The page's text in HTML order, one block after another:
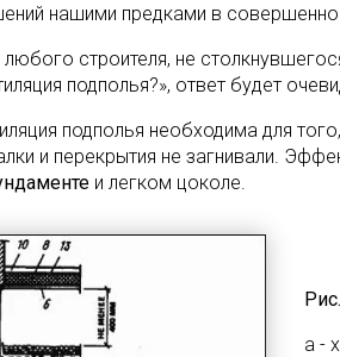
нашими предками в
любого строителя, не
подполья?», ответ будет
подполья необходима для
и перекрытия не загнивали.
и легком цоколе.
а -